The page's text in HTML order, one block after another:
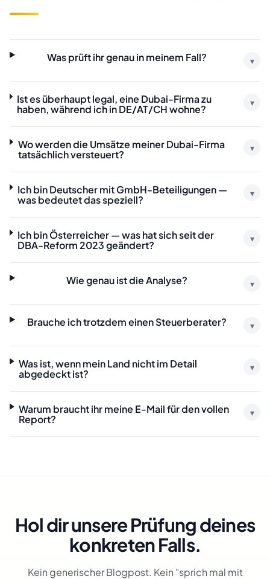
Was prüft ihr genau in meinem Fall? ▾
Ist es überhaupt legal, eine Dubai-Firma zu
haben, während ich in DE/AT/CH wohne?
▾
Wo werden die Umsätze meiner Dubai-Firma
tatsächlich versteuert?
▾
Ich bin Deutscher mit GmbH-Beteiligungen —
was bedeutet das speziell?
▾
Ich bin Österreicher — was hat sich seit der
DBA-Reform 2023 geändert?
▾
Wie genau ist die Analyse? ▾
Brauche ich trotzdem einen Steuerberater? ▾
Was ist, wenn mein Land nicht im Detail
abgedeckt ist?
▾
Warum braucht ihr meine E-Mail für den vollen
Report?
▾
Hol dir unsere Prüfung deines
konkreten Falls.
Kein generischer Blogpost. Kein "sprich mal mit